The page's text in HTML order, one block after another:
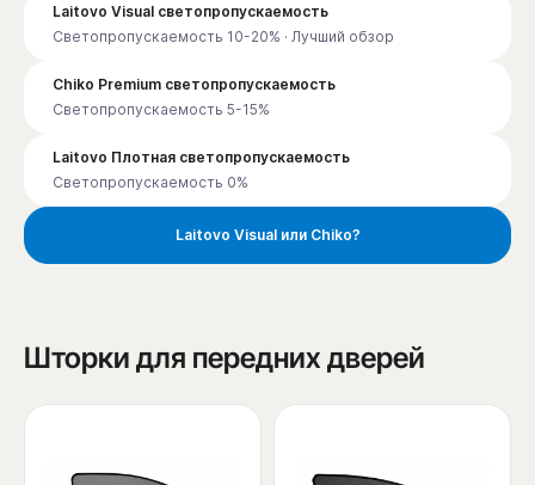
Laitovo Visual светопропускаемость
Светопропускаемость 10-20% · Лучший обзор
Chiko Premium светопропускаемость
Светопропускаемость 5-15%
Laitovo Плотная светопропускаемость
Светопропускаемость 0%
Laitovo Visual или Chiko?
Шторки для передних дверей